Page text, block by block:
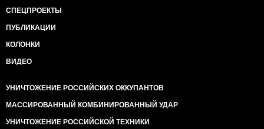
СПЕЦПРОЕКТЫ
ПУБЛИКАЦИИ
КОЛОНКИ
ВИДЕО
УНИЧТОЖЕНИЕ РОССИЙСКИХ ОККУПАНТОВ
МАССИРОВАННЫЙ КОМБИНИРОВАННЫЙ УДАР
УНИЧТОЖЕНИЕ РОССИЙСКОЙ ТЕХНИКИ